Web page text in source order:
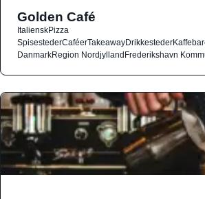
Golden Café
ItalienskPizza
SpisestederCaféerTakeawayDrikkesteder
DanmarkRegion NordjyllandFrederikshavn